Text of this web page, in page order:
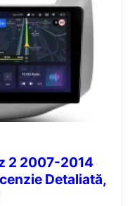
2 2007-2014
Detaliată,